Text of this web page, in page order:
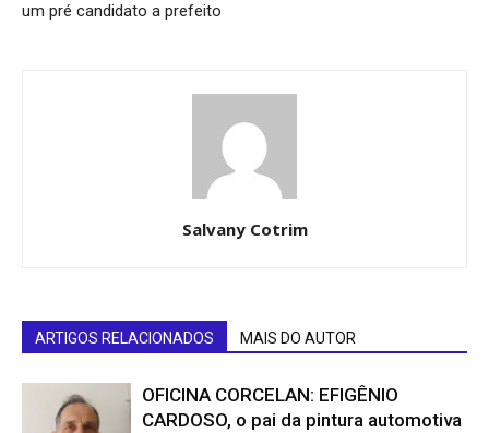
um pré candidato a prefeito
Salvany Cotrim
ARTIGOS RELACIONADOS MAIS DO AUTOR
OFICINA CORCELAN: EFIGÊNIO
CARDOSO, o pai da pintura automotiva